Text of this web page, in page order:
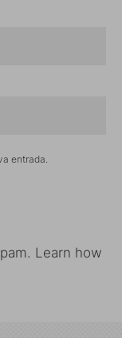
entrada.
Learn how